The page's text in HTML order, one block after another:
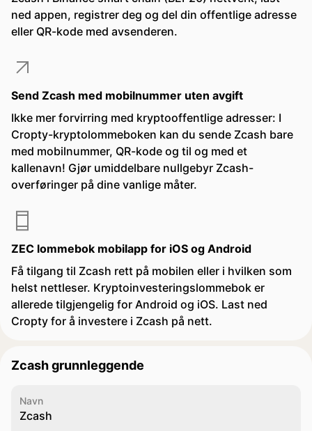
ned appen, registrer deg og del din offentlige adresse
eller QR-kode med avsenderen.
Send Zcash med mobilnummer uten avgift
Ikke mer forvirring med kryptooffentlige adresser: I
Cropty-kryptolommeboken kan du sende Zcash bare
med mobilnummer, QR-kode og til og med et
kallenavn! Gjør umiddelbare nullgebyr Zcash-
overføringer på dine vanlige måter.
ZEC lommebok mobilapp for iOS og Android
Få tilgang til Zcash rett på mobilen eller i hvilken som
helst nettleser. Kryptoinvesteringslommebok er
allerede tilgjengelig for Android og iOS. Last ned
Cropty for å investere i Zcash på nett.
Zcash grunnleggende
Navn
Zcash